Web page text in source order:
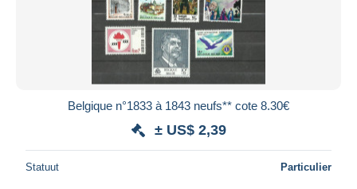
Belgique n°1833 à 1843 neufs** cote 8.30€
± US$ 2,39
Statuut Particulier